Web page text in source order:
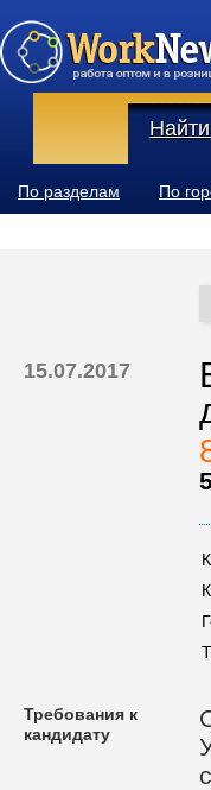
По разделам По
15.07.2017
Требования к
кандидату